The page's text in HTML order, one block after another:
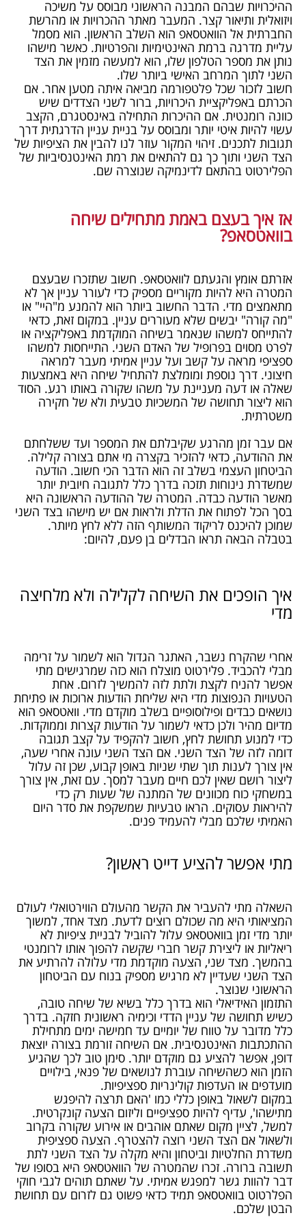
ההיכרויות שבהם המבנה הראשוני מבוסס על משיכה
ויזואלית ותיאור קצר. המעבר מאתר ההכרויות או מהרשת
החברתית אל הוואטסאפ הוא השלב הראשון. הוא מסמל
עליית מדרגה ברמת האינטימיות והפרטיות. כאשר מישהו
נותן את מספר הטלפון שלו, הוא למעשה מזמין את הצד
השני לתוך המרחב האישי ביותר שלו.
חשוב לזכור שכל פלטפורמה מביאה איתה מטען אחר. אם
הכרתם באפליקציית היכרויות, ברור לשני הצדדים שיש
כוונה רומנטית. אם ההיכרות התחילה באינסטגרם, הקצב
עשוי להיות איטי יותר ומבוסס על בניית עניין הדרגתית דרך
תגובות לתכנים. זיהוי המקור עוזר לנו להבין את הציפיות של
הצד השני ותוך כך גם להתאים את רמת האינטנסיביות של
הפלירטוט בהתאם לדינמיקה שנוצרה שם.
אז איך בעצם באמת מתחילים שיחה
בוואטסאפ?
אזרתם אומץ והגעתם לוואטסאפ. חשוב שתזכרו שבעצם
המטרה היא להיות מקוריים מספיק כדי לעורר עניין אך לא
מתאמצים מדי. הדבר החשוב ביותר הוא להמנע מ"היי" או
"מה קורה" יבשים שלא מעוררים עניין. במקום זאת, כדאי
להתייחס למשהו שנאמר בשיחה המוקדמת באפליקציה או
לפרט מסוים בפרופיל של האדם השני. התייחסות למשהו
ספציפי מראה על קשב ועל עניין אמיתי מעבר למראה
חיצוני. דרך נוספת ומומלצת להתחיל שיחה היא באמצעות
שאלה או דעה מעניינת על משהו שקורה באותו רגע. הסוד
הוא ליצור תחושה של המשכיות טבעית ולא של חקירה
משטרתית.
אם עבר זמן מהרגע שקיבלתם את המספר ועד ששלחתם
את ההודעה, כדאי להזכיר בקצרה מי אתם בצורה קלילה.
הביטחון העצמי בשלב זה הוא הדבר הכי חשוב. הודעה
שמשדרת נינוחות תזכה בדרך כלל לתגובה חיובית יותר
מאשר הודעה כבדה. המטרה של ההודעה הראשונה היא
בסך הכל לפתוח את הדלת ולראות אם יש מישהו בצד השני
שמוכן להיכנס לריקוד המשותף הזה ללא לחץ מיותר.
בטבלה הבאה תראו הבדלים בן פעם, להיום:
איך הופכים את השיחה לקלילה ולא מלחיצה
מדי
אחרי שהקרח נשבר, האתגר הגדול הוא לשמור על זרימה
מבלי להכביד. פלירטוט מוצלח הוא כזה שמרגישים מתי
אפשר להניח לקצת ולתת לזה להמשיך לזרום. אחת
הטעויות הנפוצות מדי היא שליחת הודעות ארוכות או פתיחת
נושאים כבדים ופילוסופיים בשלב מוקדם מדי. וואטסאפ הוא
מדיום מהיר ולכן כדאי לשמור על הודעות קצרות וממוקדות.
כדי למנוע תחושת לחץ, חשוב להקפיד על קצב תגובה
דומה לזה של הצד השני. אם הצד השני עונה אחרי שעה,
אין צורך לענות תוך שתי שניות באופן קבוע, שכן זה עלול
ליצור רושם שאין לכם חיים מעבר למסך. עם זאת, אין צורך
במשחקי כוח מכוונים של המתנה של שעות רק כדי
להיראות עסוקים. הראו טבעיות שמשקפת את סדר היום
האמיתי שלכם מבלי להעמיד פנים.
מתי אפשר להציע דייט ראשון?
השאלה מתי להעביר את הקשר מהעולם הווירטואלי לעולם
המציאותי היא מה שכולם רוצים לדעת. מצד אחד, למשוך
יותר מדי זמן בוואטסאפ עלול להוביל לבניית ציפיות לא
ריאליות או ליצירת קשר חברי שקשה להפוך אותו לרומנטי
בהמשך. מצד שני, הצעה מוקדמת מדי עלולה להרתיע את
הצד השני שעדיין לא מרגיש מספיק בנוח עם הביטחון
הראשוני שנוצר.
התזמון האידיאלי הוא בדרך כלל בשיא של שיחה טובה,
כשיש תחושה של עניין הדדי וכימיה ראשונית חזקה. בדרך
כלל מדובר על טווח של יומיים עד חמישה ימים מתחילת
ההתכתבות האינטנסיבית. אם השיחה זורמת בצורה יוצאת
דופן, אפשר להציע גם מוקדם יותר. סימן טוב לכך שהגיע
הזמן הוא כשהשיחה עוברת לנושאים של פנאי, בילויים
מועדפים או העדפות קולינריות ספציפיות.
במקום לשאול באופן כללי כמו 'האם תרצה להיפגש
מתישהו', עדיף להיות ספציפיים וליזום הצעה קונקרטית.
למשל, לציין מקום שאתם אוהבים או אירוע שקורה בקרוב
ולשאול אם הצד השני רוצה להצטרף. הצעה ספציפית
משדרת החלטיות וביטחון והיא מקלה על הצד השני לתת
תשובה ברורה. זכרו שהמטרה של הוואטסאפ היא בסופו של
דבר להוות גשר למפגש אמיתי. על שאתם תוהים לגבי חוקי
הפלרטוט בוואטסאפ תמיד כדאי פשוט גם לזרום עם תחושת
הבטן שלכם.